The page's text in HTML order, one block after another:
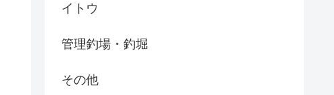
イトウ
管理釣場・釣堀
その他